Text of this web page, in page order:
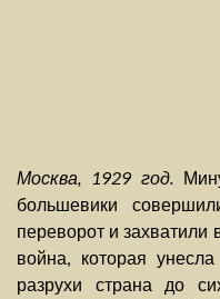
Москва, 1929 год.
большевики
переворот и захватили
война, которая
разрухи страна до